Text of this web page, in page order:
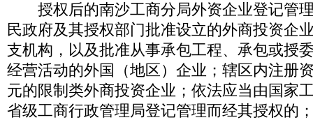
授权后的南沙工商分局外资企业登记管
民政府及其授权部门批准设立的外商投资企
支机构，以及批准从事承包工程、承包或授
经营活动的外国（地区）企业；辖区内注册
元的限制类外商投资企业；依法应当由国家
省级工商行政管理局登记管理而经其授权的